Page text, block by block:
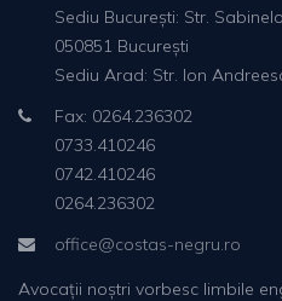
Sediu București: Str.
050851 București
Sediu Arad: Str. Ion
Fax: 0264.236302
0733.410246
0742.410246
0264.236302
office@costas-negru.ro
Avocații noștri vorbesc limbile